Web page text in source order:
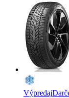
Výpredaj